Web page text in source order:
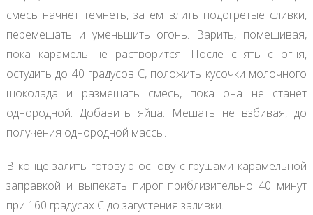
смесь начнет темнеть, затем влить подогретые сливки,
перемешать и уменьшить огонь. Варить, помешивая,
пока карамель не растворится. После снять с огня,
остудить до 40 градусов С, положить кусочки молочного
шоколада и размешать смесь, пока она не станет
однородной. Добавить яйца. Мешать не взбивая, до
получения однородной массы.
В конце залить готовую основу с грушами карамельной
заправкой и выпекать пирог приблизительно 40 минут
при 160 градусах С до загустения заливки.